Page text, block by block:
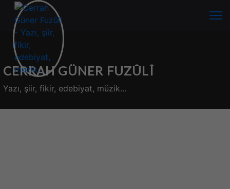
CERRAH GÜNER FUZÛLÎ
Yazı, şiir, fikir, edebiyat, müzik…